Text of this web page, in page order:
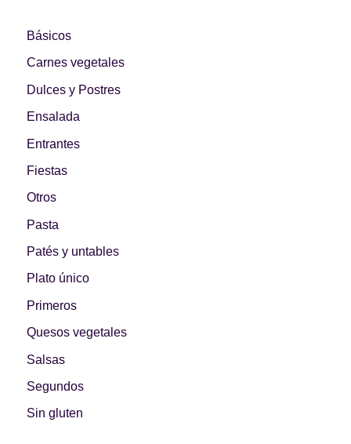
Básicos
Carnes vegetales
Dulces y Postres
Ensalada
Entrantes
Fiestas
Otros
Pasta
Patés y untables
Plato único
Primeros
Quesos vegetales
Salsas
Segundos
Sin gluten